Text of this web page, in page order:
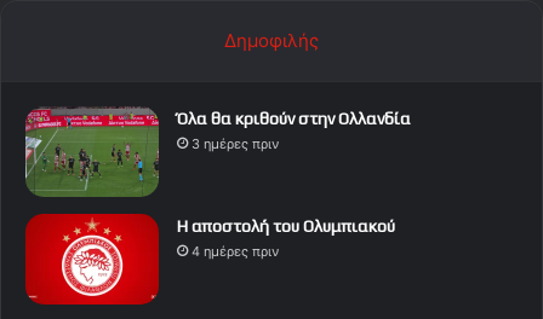
Δημοφιλής
Όλα θα κριθούν στην Ολλανδία
3 ημέρες πριν
Η αποστολή του Ολυμπιακού
4 ημέρες πριν